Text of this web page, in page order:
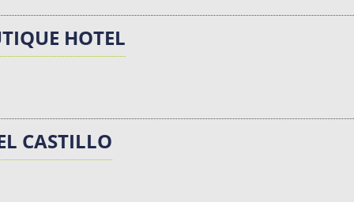
HOTEL
CASTILLO